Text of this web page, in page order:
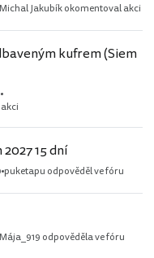
Michal Jakubík okomentoval akci
kufrem (Siem
15 dní
puketapu odpověděl ve fóru
Mája_919 odpověděla ve fóru